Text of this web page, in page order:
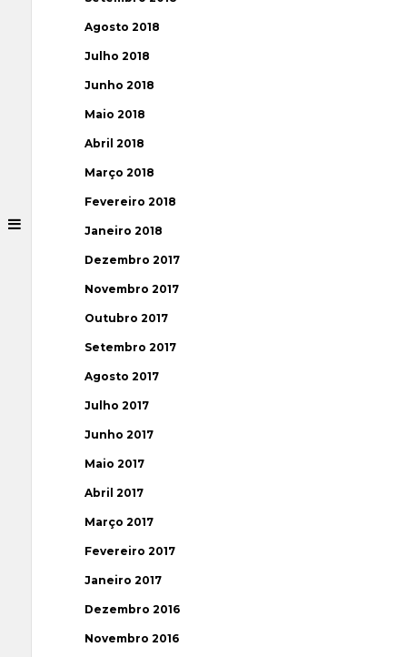
Agosto 2018
Julho 2018
Junho 2018
Maio 2018
Abril 2018
Março 2018
Fevereiro 2018
Janeiro 2018
Dezembro 2017
Novembro 2017
Outubro 2017
Setembro 2017
Agosto 2017
Julho 2017
Junho 2017
Maio 2017
Abril 2017
Março 2017
Fevereiro 2017
Janeiro 2017
Dezembro 2016
Novembro 2016